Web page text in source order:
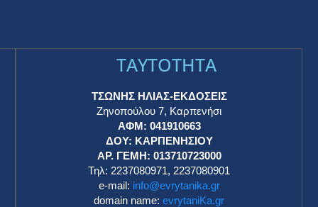
TAYTOTHTA
ΤΣΩΝΗΣ ΗΛΙΑΣ-ΕΚΔΟΣΕΙΣ
Ζηνοπούλου 7, Καρπενήσι
ΑΦΜ: 041910663
ΔΟΥ: ΚΑΡΠΕΝΗΣΙΟΥ
ΑΡ. ΓΕΜΗ: 013710723000
Τηλ: 2237080971, 2237080901
e-mail: info@evrytanika.gr
domain name: evrytaniKa.gr